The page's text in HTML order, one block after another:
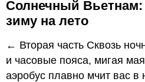
Солнечный Вьетнам:
зиму на лето
← Вторая часть Сквозь
и часовые пояса, мигая
аэробус плавно мчит вас